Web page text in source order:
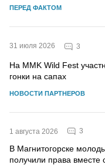
ПЕРЕД ФАКТОМ
31 июля 2026 3
На MMK Wild Fest
гонки на сапах
НОВОСТИ ПАРТНЕРОВ
1 августа 2026 3
В Магнитогорске
получили права вместе